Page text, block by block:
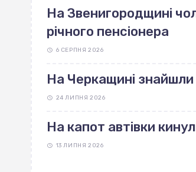
На Звенигородщині
річного пенсіонера
6 СЕРПНЯ 2026
На Черкащині знайшли
24 ЛИПНЯ 2026
На капот автівки
13 ЛИПНЯ 2026